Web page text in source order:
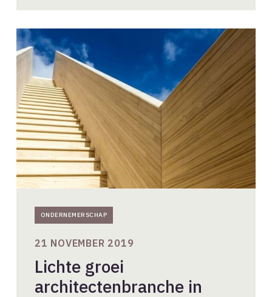
ONDERNEMERSCHAP
Lichte
groei
architectenbranche
2018
Lichte groei
architectenbranche in
21 NOVEMBER 2019